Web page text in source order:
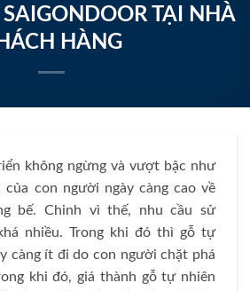
TẠI NHÀ
HÀNG
không ngừng và vượt bậc như
của con người ngày càng cao về
bế. Chinh vì thế, nhu cầu sử
nhiều. Trong khi đó thì gỗ tự
càng ít đi do con người chặt phá
khi đó, giá thành gỗ tự nhiên